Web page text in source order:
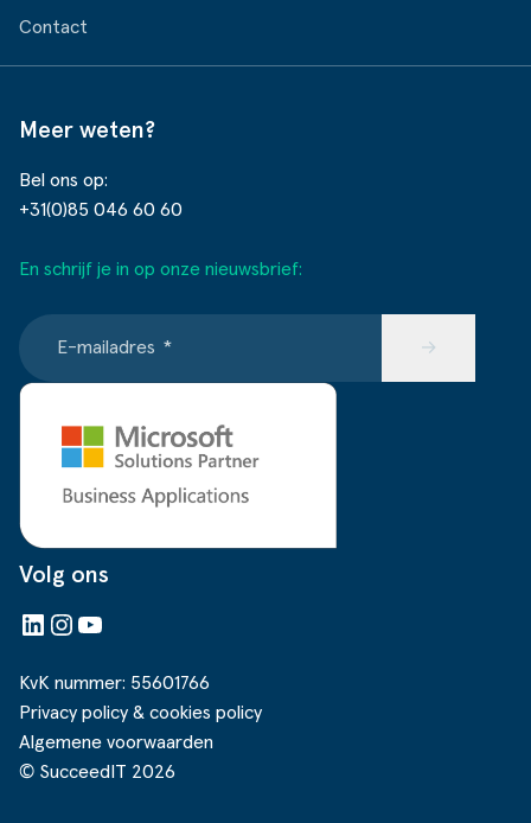
Contact
Meer weten?
Bel ons op:
+31(0)85 046 60 60
En schrijf je in op onze nieuwsbrief:
E-mailadres * →
Volg ons
LinkedIn
Instagram
YouTube
KvK nummer: 55601766
Privacy policy & cookies policy
Algemene voorwaarden
© SucceedIT 2026